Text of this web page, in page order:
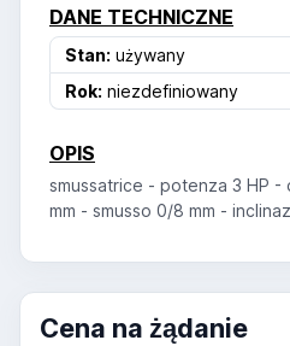
DANE TECHNICZNE
Stan: używany
Rok: niezdefiniowany
OPIS
smussatrice - potenza 3 HP -
mm - smusso 0/8 mm -
Cena na żądanie